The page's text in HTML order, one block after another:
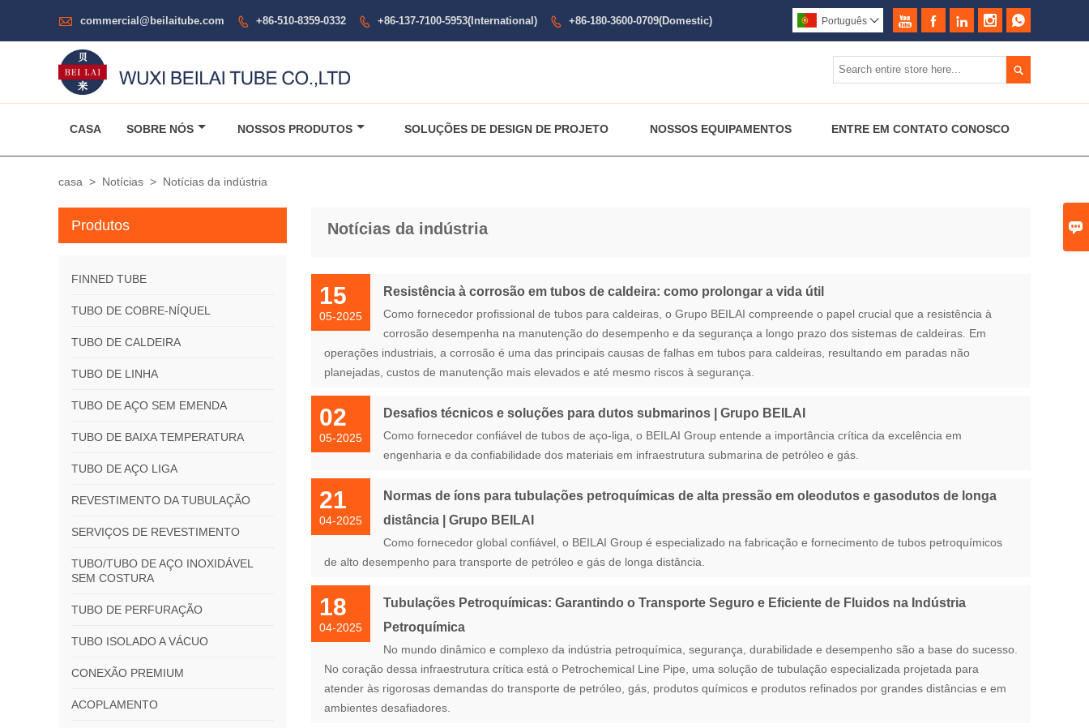

 commercial@beilaitube.com  +86-510-8359-0332  +86-137-7100-5953(International)  +86-180-3600-0709(Domestic)     
Português 

CASA SOBRE NÓS NOSSOS PRODUTOS SOLUÇÕES DE DESIGN DE PROJETO NOSSOS EQUIPAMENTOS ENTRE EM CONTATO CONOSCO
casa > Notícias > Notícias da indústria
Notícias da indústria
15
05-2025
Resistência à corrosão em tubos de caldeira: como prolongar a vida útil
Como fornecedor profissional de tubos para caldeiras, o Grupo BEILAI compreende o papel crucial que a resistência à
corrosão desempenha na manutenção do desempenho e da segurança a longo prazo dos sistemas de caldeiras. Em
operações industriais, a corrosão é uma das principais causas de falhas em tubos para caldeiras, resultando em paradas não
planejadas, custos de manutenção mais elevados e até mesmo riscos à segurança.
02
05-2025
Desafios técnicos e soluções para dutos submarinos | Grupo BEILAI
Como fornecedor confiável de tubos de aço-liga, o BEILAI Group entende a importância crítica da excelência em
engenharia e da confiabilidade dos materiais em infraestrutura submarina de petróleo e gás.
21
04-2025
Normas de íons para tubulações petroquímicas de alta pressão em oleodutos e gasodutos de longa
distância | Grupo BEILAI
Como fornecedor global confiável, o BEILAI Group é especializado na fabricação e fornecimento de tubos petroquímicos
de alto desempenho para transporte de petróleo e gás de longa distância.
18
04-2025
Tubulações Petroquímicas: Garantindo o Transporte Seguro e Eficiente de Fluidos na Indústria
Petroquímica
No mundo dinâmico e complexo da indústria petroquímica, segurança, durabilidade e desempenho são a base do sucesso.
No coração dessa infraestrutura crítica está o Petrochemical Line Pipe, uma solução de tubulação especializada projetada para
atender às rigorosas demandas do transporte de petróleo, gás, produtos químicos e produtos refinados por grandes distâncias e em
ambientes desafiadores.
Produtos
FINNED TUBE
TUBO DE COBRE-NÍQUEL
TUBO DE CALDEIRA
TUBO DE LINHA
TUBO DE AÇO SEM EMENDA
TUBO DE BAIXA TEMPERATURA
TUBO DE AÇO LIGA
REVESTIMENTO DA TUBULAÇÃO
SERVIÇOS DE REVESTIMENTO
TUBO/TUBO DE AÇO INOXIDÁVEL
SEM COSTURA
TUBO DE PERFURAÇÃO
TUBO ISOLADO A VÁCUO
CONEXÃO PREMIUM
ACOPLAMENTO